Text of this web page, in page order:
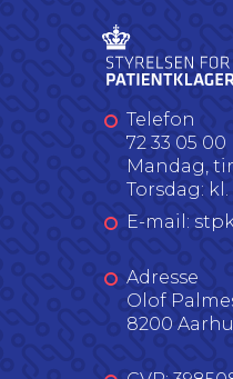
Telefon
72 33 05 00
Mandag,
Torsdag: kl.
E-mail:
Adresse
Olof
8200